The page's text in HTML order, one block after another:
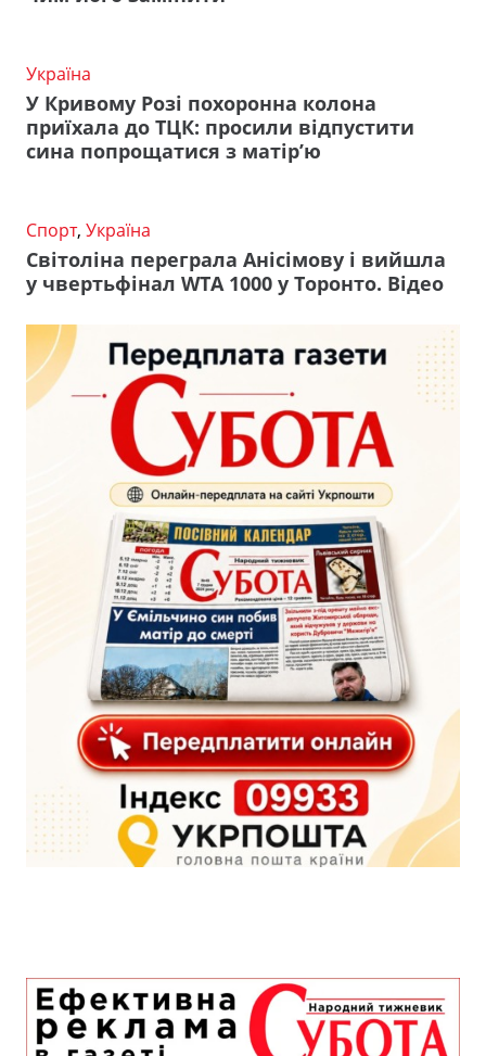
Україна
У Кривому Розі похоронна колона
приїхала до ТЦК: просили відпустити
сина попрощатися з матір’ю
Спорт, Україна
Світоліна переграла Анісімову і вийшла
у чвертьфінал WTA 1000 у Торонто. Відео